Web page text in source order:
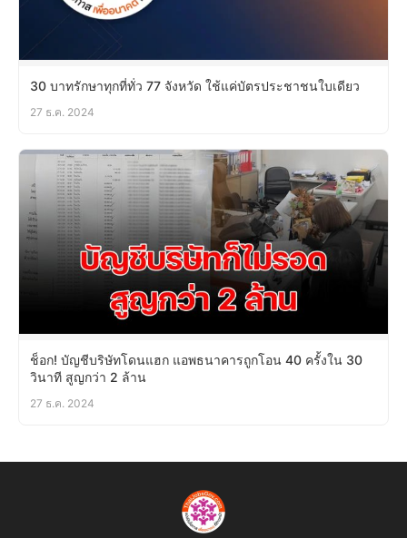
30 บาทรักษาทุกที่ทั่ว 77 จังหวัด ใช้แค่บัตรประชาชนใบเดียว
27 ธ.ค. 2024
ช็อก! บัญชีบริษัทโดนแฮก แอพธนาคารถูกโอน 40 ครั้งใน 30
วินาที สูญกว่า 2 ล้าน
27 ธ.ค. 2024